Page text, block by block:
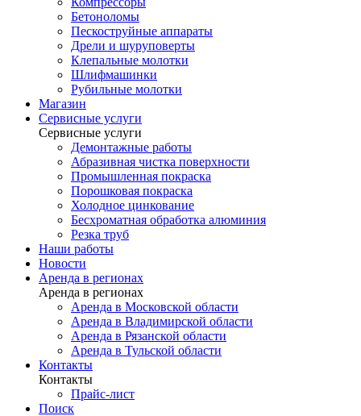
Бетоноломы
Пескоструйные аппараты
Дрели и шуруповерты
Клепальные молотки
Шлифмашинки
Рубильные молотки
Магазин
Сервисные услуги
Сервисные услуги
Демонтажные работы
Абразивная чистка поверхности
Промышленная покраска
Порошковая покраска
Холодное цинкование
Бесхроматная обработка алюминия
Резка труб
Наши работы
Новости
Аренда в регионах
Аренда в регионах
Аренда в Московской области
Аренда в Владимирской области
Аренда в Рязанской области
Аренда в Тульской области
Контакты
Контакты
Прайс-лист
Поиск